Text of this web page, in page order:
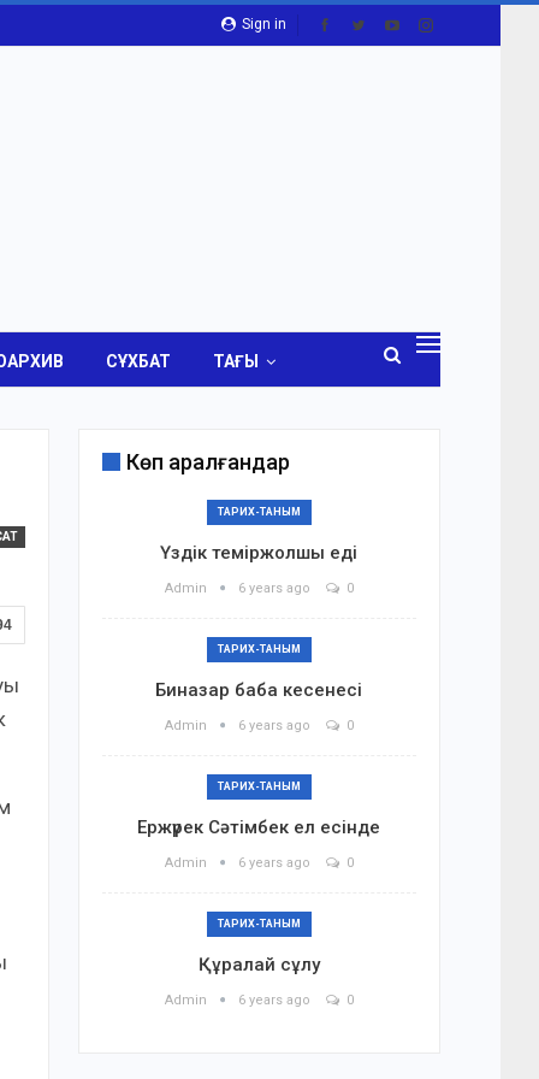
Sign in
СҰХБАТ ТАҒЫ
Көп қаралғандар
ТАРИХ-ТАНЫМ
Үздік теміржолшы еді
Admin 6 years ago 0
ТАРИХ-ТАНЫМ
Биназар баба кесенесі
Admin 6 years ago 0
ТАРИХ-ТАНЫМ
Ержүрек Сәтімбек ел есінде
Admin 6 years ago 0
ТАРИХ-ТАНЫМ
Құралай сұлу
Admin 6 years ago 0